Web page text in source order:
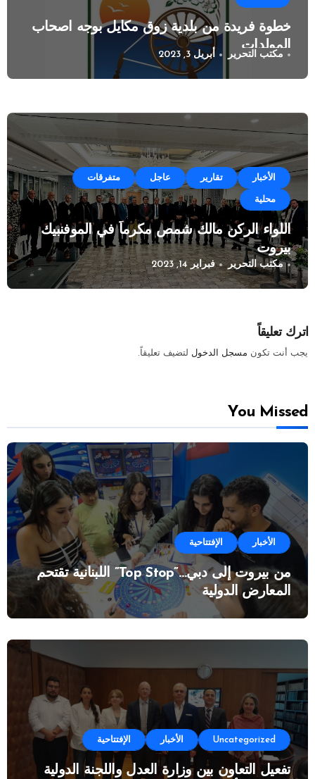
خطوة فريدة من بلدية زوق مكايل بوجه اصحاب
المولدات
مكتب التحرير أبريل 3, 2023
الأخبار تقارير عاجل متفرقات
محلية
اللواء الركن مالك شمص مكرماً في الموفنبيك
بيروت
مكتب التحرير فبراير 14, 2023
اترك تعليقاً
يجب أنت تكون مسجل الدخول لتضيف تعليقاً.
You Missed
الأخبار الإفتتاحية
من بيروت إلى دبي…”Top Stop” اللبنانية تقتحم
المعارض الدولية
Uncategorized الأخبار الإفتتاحية
تفعيل التعاون بين وزارة العدل واللجنة الدولية